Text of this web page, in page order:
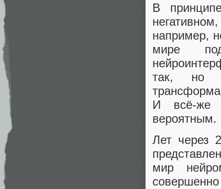
В
например,
мире
так, но
И всё-же
вероятным.
Лет через
мир
совершенно